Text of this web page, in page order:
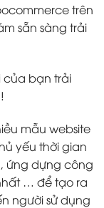
trên
sẵn sàng trải
của bạn trải
mẫu website
yếu thời gian
ứng dựng công
… để tạo ra
người sử dụng